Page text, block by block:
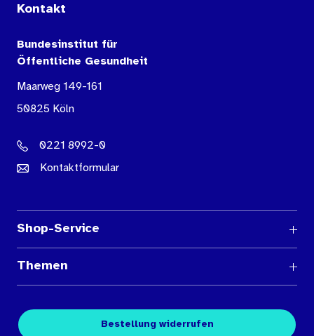
Kontakt
Bundesinstitut für
Öffentliche Gesundheit
Maarweg 149-161
50825 Köln
0221 8992-0
Kontaktformular
Shop-Service
Medienübersichten
Kontakt
Themen
FachpublikationenBestellung widerrufen